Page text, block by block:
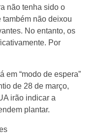
não tenha sido o
não deixou
No entanto, os
Por
em “modo de espera”
de 28 de março,
irão indicar a
plantar.